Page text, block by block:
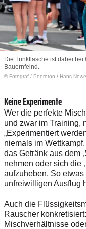
Die Trinkflasche ist dabei
Bauernfeind.
© Fotograf / Peeroton / Hans
Keine Experimente
Wer die perfekte
und zwar im Training,
„Experimentiert
niemals im
das Getränk aus dem
nehmen oder sich die
aufzuheben. So
unfreiwilligen Ausflug
Auch die
Rauscher
Mischverhältnisse